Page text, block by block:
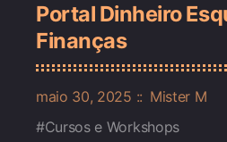
Portal Dinheiro
Finanças
maio 30, 2025
Mister M
Cursos e Workshops